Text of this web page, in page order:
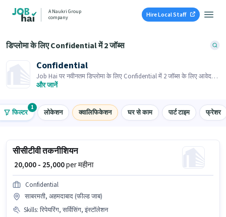
A Naukri Group
company
Hire Local Staff
डिप्लोमा के लिए Confidential में 2 जॉब्स
Confidential
Job Hai पर नवीनतम डिप्लोमा के लिए Confidential में 2 जॉब्स के लिए आवेदन
करें! भर्तीकर्ता के पास आपके क्षेत्र में तत्काल रिक्तियां हैं।
और जानें
फिल्टर
1
लोकेशन क्वालिफिकेशन घर से काम पार्ट टाइम फ्रेशर
सीसीटीवी तकनीशियन
₹ 20,000 - 25,000per महीना
Confidential
साबरमती, अहमदाबाद (फील्ड जाब)
Skills: रिपेयरिंग, सर्विसिंग, इंस्टॉलेशन